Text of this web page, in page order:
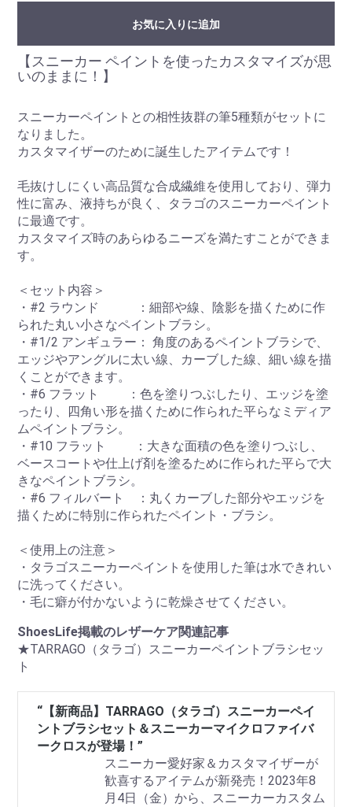
お気に入りに追加
【スニーカー ペイントを使ったカスタマイズが思
いのままに！】
スニーカーペイントとの相性抜群の筆5種類がセットに
なりました。
カスタマイザーのために誕生したアイテムです！
毛抜けしにくい高品質な合成繊維を使用しており、弾力
性に富み、液持ちが良く、タラゴのスニーカーペイント
に最適です。
カスタマイズ時のあらゆるニーズを満たすことができま
す。
＜セット内容＞
・#2 ラウンド ：細部や線、陰影を描くために作
られた丸い小さなペイントブラシ。
・#1/2 アンギュラー： 角度のあるペイントブラシで、
エッジやアングルに太い線、カーブした線、細い線を描
くことができます。
・#6 フラット ：色を塗りつぶしたり、エッジを塗
ったり、四角い形を描くために作られた平らなミディア
ムペイントブラシ。
・#10 フラット ：大きな面積の色を塗りつぶし、
ベースコートや仕上げ剤を塗るために作られた平らで大
きなペイントブラシ。
・#6 フィルバート ：丸くカーブした部分やエッジを
描くために特別に作られたペイント・ブラシ。
＜使用上の注意＞
・タラゴスニーカーペイントを使用した筆は水できれい
に洗ってください。
・毛に癖が付かないように乾燥させてください。
ShoesLife掲載のレザーケア関連記事
★TARRAGO（タラゴ）スニーカーペイントブラシセッ
ト
“【新商品】TARRAGO（タラゴ）スニーカーペイ
ントブラシセット＆スニーカーマイクロファイバ
ークロスが登場！”
スニーカー愛好家＆カスタマイザーが
歓喜するアイテムが新発売！2023年8
月4日（金）から、スニーカーカスタム